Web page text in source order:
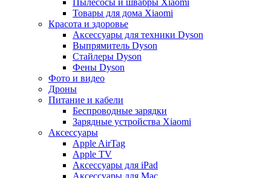
Пылесосы и швабры Xiaomi
Товары для дома Xiaomi
Красота и здоровье
Аксессуары для техники Dyson
Выпрямитель Dyson
Стайлеры Dyson
Фены Dyson
Фото и видео
Дроны
Питание и кабели
Беспроводные зарядки
Зарядные устройства Xiaomi
Аксессуары
Apple AirTag
Apple TV
Аксессуары для iPad
Аксессуары для Mac